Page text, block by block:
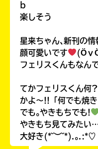
b
楽しそう
星来ちゃん､新刊の
顔可愛いです
(Ӧｖ
フェリスくんもなん
てかフェリスくん何
かよ〜!!「何でも焼
でも｡やきもちでも!
やきもち見てみたい
大好き(*˘︶˘*).｡.:*♡